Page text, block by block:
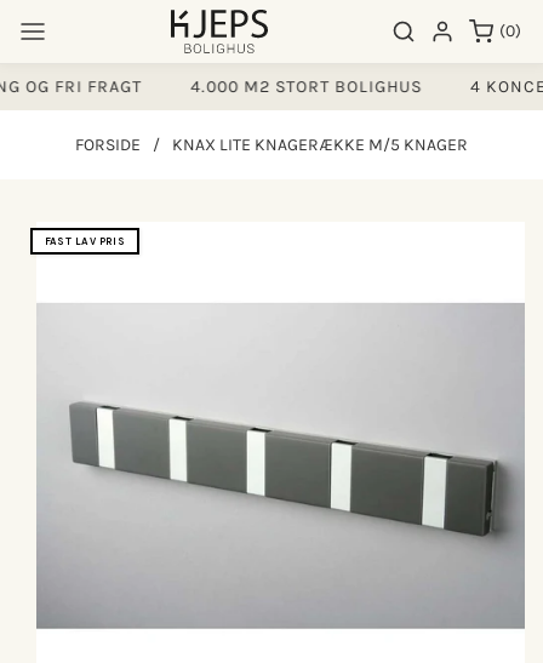
indhold
Søgeresultater
Log ind (0)
0
varer
OG FRI FRAGT 4.000 M2 STORT BOLIGHUS 4
FORSIDE / KNAX LITE KNAGERÆKKE M/5 KNAGER
FAST LAV PRIS
til